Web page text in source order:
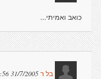
כואב ואמיתי...
בל ר 31/7/2005 12:13:56